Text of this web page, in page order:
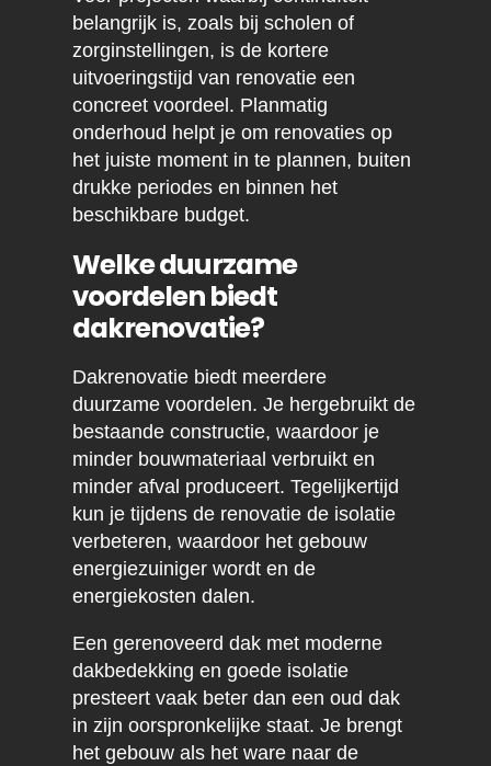
belangrijk is, zoals bij scholen of
zorginstellingen, is de kortere
uitvoeringstijd van renovatie een
concreet voordeel. Planmatig
onderhoud helpt je om renovaties op
het juiste moment in te plannen, buiten
drukke periodes en binnen het
beschikbare budget.
Welke duurzame
voordelen biedt
dakrenovatie?
Dakrenovatie biedt meerdere
duurzame voordelen. Je hergebruikt de
bestaande constructie, waardoor je
minder bouwmateriaal verbruikt en
minder afval produceert. Tegelijkertijd
kun je tijdens de renovatie de isolatie
verbeteren, waardoor het gebouw
energiezuiniger wordt en de
energiekosten dalen.
Een gerenoveerd dak met moderne
dakbedekking en goede isolatie
presteert vaak beter dan een oud dak
in zijn oorspronkelijke staat. Je brengt
het gebouw als het ware naar de